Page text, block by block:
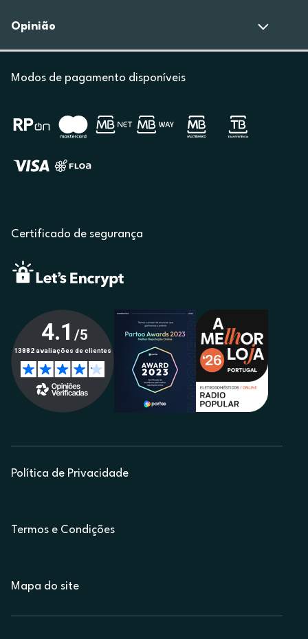
Opinião
Modos de pagamento disponíveis
Certificado de segurança
Política de Privacidade
Termos e Condições
Mapa do site